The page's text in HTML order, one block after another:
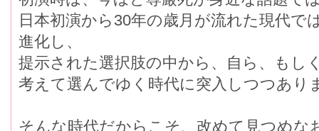
日本初演から30年の歳月が流れた現代で
進化し、
提示された選択肢の中から、自ら、もし
考えて選んでゆく時代に突入しつつあり
そんな時代だからこそ、改めて見つめな